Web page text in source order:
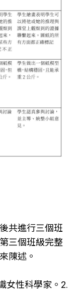
共進行三個班
三個班級完整
陳述。
女性科學家。2.